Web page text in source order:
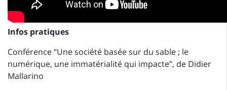
Infos pratiques
Conférence “Une société basée sur du sable ; le
numérique, une immatérialité qui impacte”, de Didier
Mallarino